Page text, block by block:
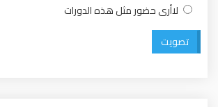
لاأرى حضور مثل هذه الدورات
تصويت